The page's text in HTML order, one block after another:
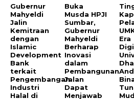
Gubernur
Mahyeldi
Jalin
Kemitraan
dengan
Islamic
Development
Bank
terkait
Pengembangan
Industri
Halal di
Buka
Musda HPJI
Sumbar,
Gubernur
Mahyeldi
Berharap
Inovasi
dalam
Pembangunan
Jalan
Dapat
Menjawab
Era